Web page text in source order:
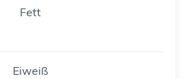
Fett
Eiweiß